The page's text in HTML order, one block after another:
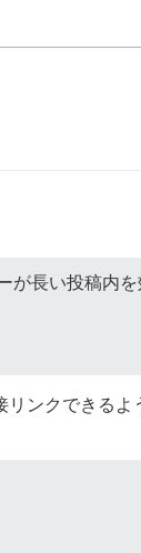
が長い投稿内
ンクできるよ